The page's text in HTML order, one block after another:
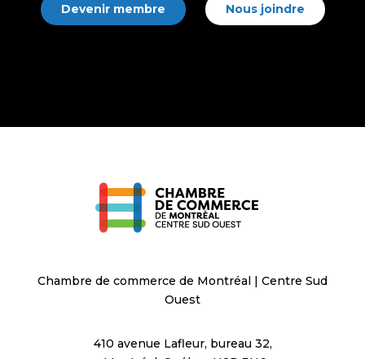
Devenir membre Nous joindre
Chambre de commerce de Montréal | Centre Sud
Ouest
410 avenue Lafleur, bureau 32,